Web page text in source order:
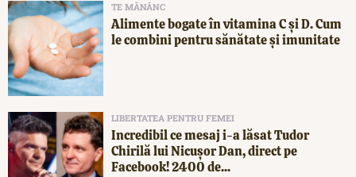
TE MĂNÂNC
Alimente bogate în vitamina C și D. Cum
le combini pentru sănătate și imunitate
LIBERTATEA PENTRU FEMEI
Incredibil ce mesaj i-a lăsat Tudor
Chirilă lui Nicușor Dan, direct pe
Facebook! 2400 de...